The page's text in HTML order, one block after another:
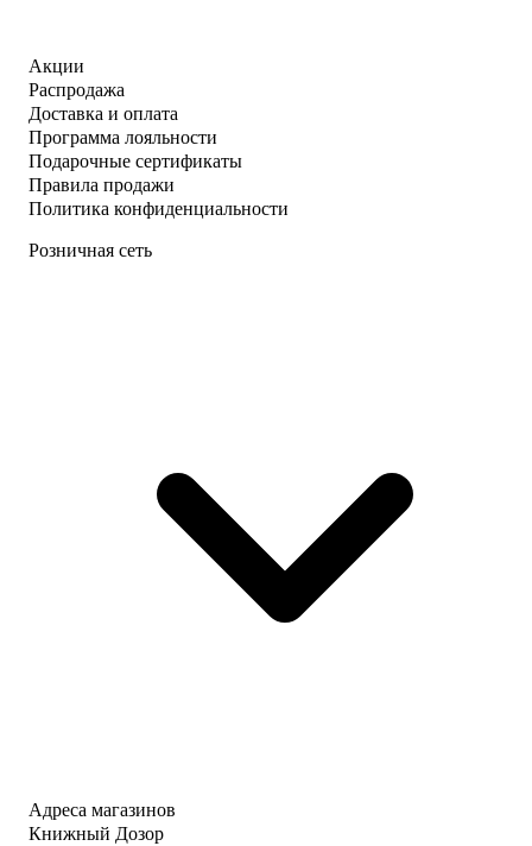
Акции
Распродажа
Доставка и оплата
Программа лояльности
Подарочные сертификаты
Правила продажи
Политика конфиденциальности
Розничная сеть
Адреса магазинов
Книжный Дозор